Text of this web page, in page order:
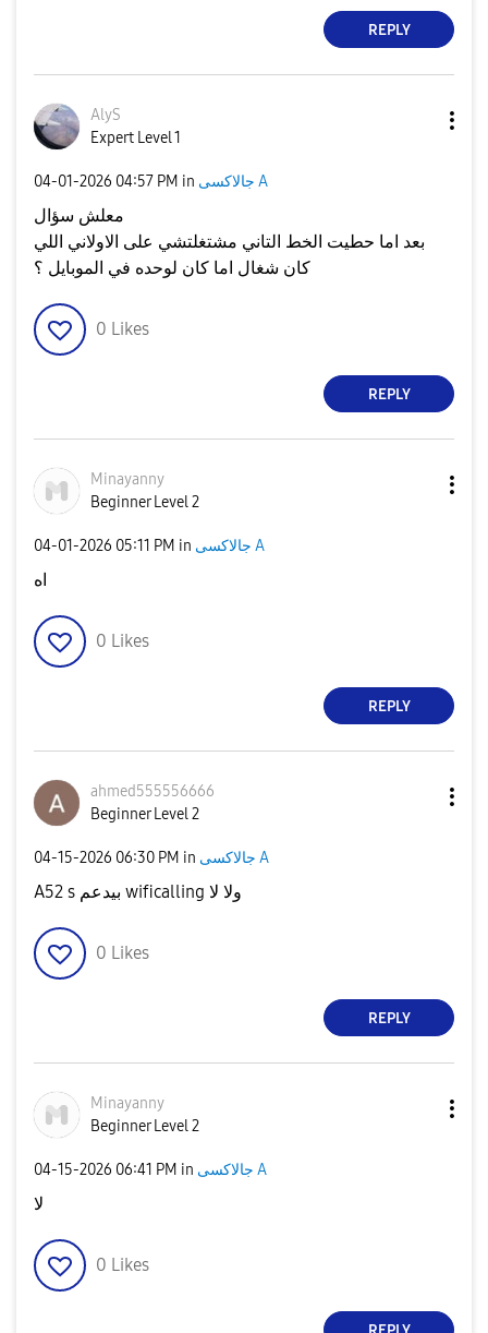
REPLY
AlyS
Expert Level 1
‎04-01-2026 04:57 PM in جالاكسى A
معلش سؤال
بعد اما حطيت الخط التاني مشتغلتشي على الاولاني اللي
كان شغال اما كان لوحده في الموبايل ؟
0 Likes
REPLY
Minayanny
Beginner Level 2
‎04-01-2026 05:11 PM in جالاكسى A
اه
0 Likes
REPLY
ahmed555556666
Beginner Level 2
‎04-15-2026 06:30 PM in جالاكسى A
A52 s بيدعم wificalling ولا لا
0 Likes
REPLY
Minayanny
Beginner Level 2
‎04-15-2026 06:41 PM in جالاكسى A
لا
0 Likes